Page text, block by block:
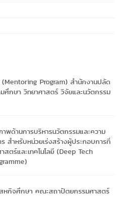
(Mentoring Program) สำนักงานปลัด
ศึกษา วิทยาศาสตร์ วิจัยและนวัตกรรม
พด้านการบริหารนวัตกรรมและความ
สำหรับหน่วยเร่งสร้างผู้ประกอบการที่
สตร์และเทคโนโลยี (Deep Tech
หกิจศึกษา คณะสถาปัตยกรรมศาสตร์